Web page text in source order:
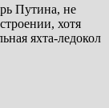
Путина, не
хотя
яхта-ледокол